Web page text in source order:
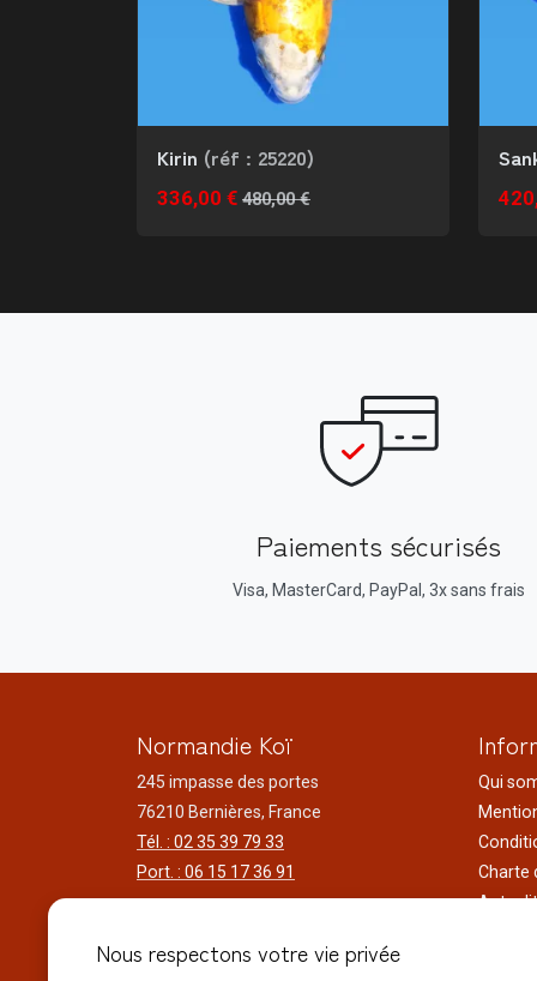
Kirin (réf : 25220)
336,00 € 480,00 €
Paiements sécurisés
Visa, MasterCard, PayPal, 3x sans frais
Normandie Koï
245 impasse des portes
76210 Bernières, France
Tél. : 02 35 39 79 33
Port. : 06 15 17 36 91
Du lundi au samedi
Qui
Charte
Nous respectons votre vie privée